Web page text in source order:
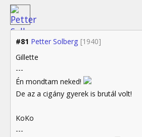
#81 Petter Solberg [1940]
Gillette
---
Én mondtam neked!
De az a cigány gyerek is brutál volt!
KoKo
---